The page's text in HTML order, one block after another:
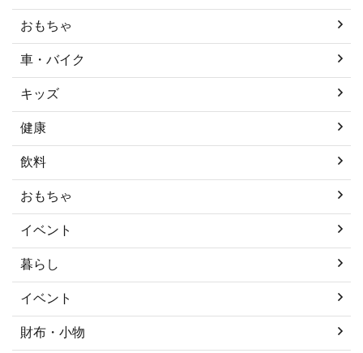
おもちゃ
車・バイク
キッズ
健康
飲料
おもちゃ
イベント
暮らし
イベント
財布・小物